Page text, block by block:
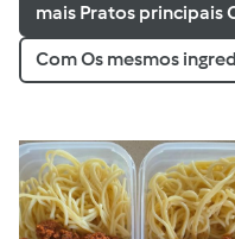
mais Pratos principais
Com Os mesmos